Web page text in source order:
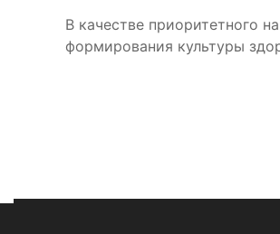
В качестве приоритетного
формирования культуры